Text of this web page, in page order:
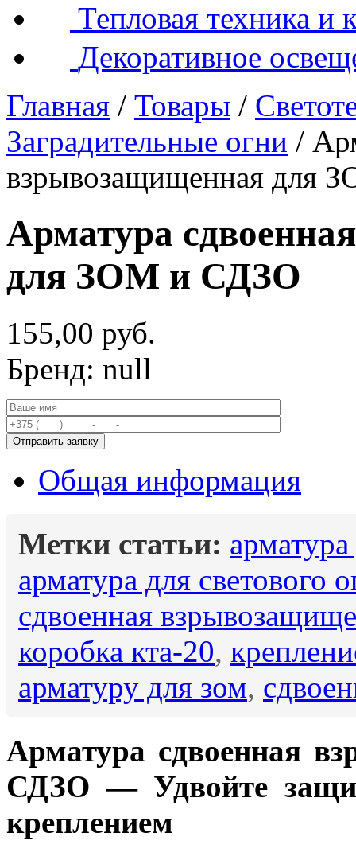
Тепловая техника и
Декоративное
Главная / Товары /
Заградительные огни /
взрывозащищенная для
Арматура
для ЗОМ и СДЗО
155,00 руб.
Бренд: null
Общая информация
Метки статьи:
арматура для светового
сдвоенная
коробка кта-20,
арматуру для зом,
Арматура сдвоенная
СДЗО — Удвойте
креплением